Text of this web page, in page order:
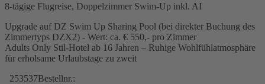
8-tägige Flugreise, Doppelzimmer Swim-Up inkl. AI
Upgrade auf DZ Swim Up Sharing Pool (bei direkter Buchung des
Zimmertyps DZX2) - Wert: ca. € 550,- pro Zimmer
Adults Only Stil-Hotel ab 16 Jahren – Ruhige Wohlfühlatmosphäre
für erholsame Urlaubstage zu zweit
253537Bestellnr.: